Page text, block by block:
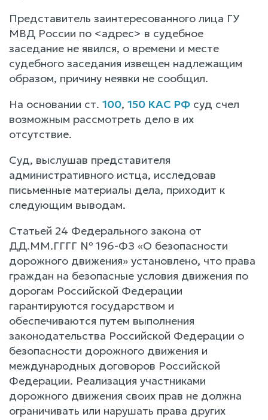
Представитель заинтересованного лица ГУ
МВД России по <адрес> в судебное
заседание не явился, о времени и месте
судебного заседания извещен надлежащим
образом, причину неявки не сообщил.
На основании ст. 100, 150 КАС РФ суд счел
возможным рассмотреть дело в их
отсутствие.
Суд, выслушав представителя
административного истца, исследовав
письменные материалы дела, приходит к
следующим выводам.
Статьей 24 Федерального закона от
ДД.ММ.ГГГГ № 196-ФЗ «О безопасности
дорожного движения» установлено, что права
граждан на безопасные условия движения по
дорогам Российской Федерации
гарантируются государством и
обеспечиваются путем выполнения
законодательства Российской Федерации о
безопасности дорожного движения и
международных договоров Российской
Федерации. Реализация участниками
дорожного движения своих прав не должна
ограничивать или нарушать права других